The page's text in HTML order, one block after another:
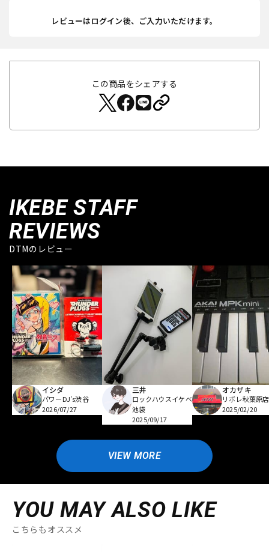
レビューはログイン後、ご入力いただけます。
この商品をシェアする
IKEBE STAFF
REVIEWS
DTMのレビュー
イシダ
パワーDJ's渋谷
2026/07/27
三井
ロックハウスイケベ
池袋
2025/09/17
オカザキ
リボレ秋葉原店
2025/02/20
VIEW MORE
YOU MAY ALSO LIKE
こちらもオススメ